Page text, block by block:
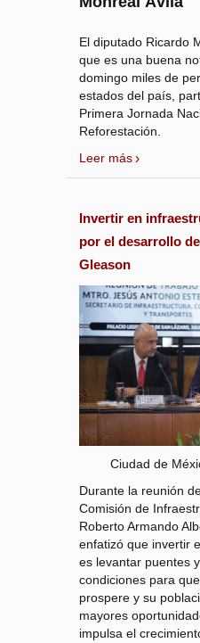
El diputado Ricardo
que es una buena
domingo miles de
estados del país,
Primera Jornada
Reforestación.
Leer más
Invertir en
por el desarrollo
Gleason
Ciudad de
Durante la reunión
Comisión de
Roberto Armando
enfatizó que invertir
es levantar puentes
condiciones para
prospere y su
mayores
impulsa el